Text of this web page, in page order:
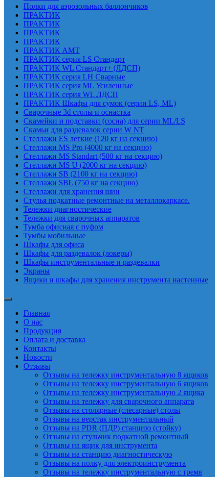
Полки для аэрозольных баллончиков
ПРАКТИК
ПРАКТИК
ПРАКТИК
ПРАКТИК
ПРАКТИК AMT
ПРАКТИК cерия LS Стандарт
ПРАКТИК WL Стандарт+ (ЛДСП)
ПРАКТИК серия LH Сварные
ПРАКТИК серия ML Усиленные
ПРАКТИК серия WL ЛДСП
ПРАКТИК Шкафы для сумок (серии LS, ML)
Сварочные 3d столы и оснастка
Скамейки и подставки (сосна) для серии ML/LS
Скамьи для раздевалок серии W NT
Стеллажи ES легкие (120 кг на секцию)
Стеллажи MS Pro (4000 кг на секцию)
Стеллажи MS Standart (500 кг на секцию)
Стеллажи MS U (2000 кг на секцию)
Стеллажи SB (2100 кг на секцию)
Стеллажи SBL (750 кг на секцию)
Стеллажи для хранения шин
Стулья подкатные ремонтные на металлокаркасе.
Тележки диагностические
Тележки для сварочных аппаратов
Тумба офисная с пуфом
Тумбы мобильные
Шкафы для офиса
Шкафы для раздевалок (локеры)
Шкафы инструментальные и раздевалки
Экраны
Ящики и шкафы для хранения инструмента настенные
Главная
О нас
Продукция
Оплата и доставка
Контакты
Новости
Отзывы
Отзывы на тележку инструментальную 8 ящиков
Отзывы на тележку инструментальную 6 ящиков
Отзывы на тележку инструментальную 2 ящика
Отзывы на тележку для сварочного аппарата
Отзывы на столярные (слесарные) столы
Отзывы на верстак инструментальный
Отзывы на PDR (ПДР) станцию (стойку)
Отзывы на стульчик подкатной ремонтный
Отзывы на ящик для инструмента
Отзывы на станцию диагностическую
Отзывы на полку для электроинструмента
Отзывы на тележку инструментальную с тремя